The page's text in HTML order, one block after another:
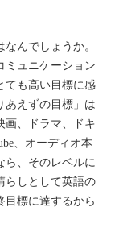
んでしょうか。
ミュニケーション
ても高い目標に感
あえずの目標」は
画、ドラマ、ドキ
、オーディオ本
ら、そのレベルに
らしとして英語の
目標に達するから